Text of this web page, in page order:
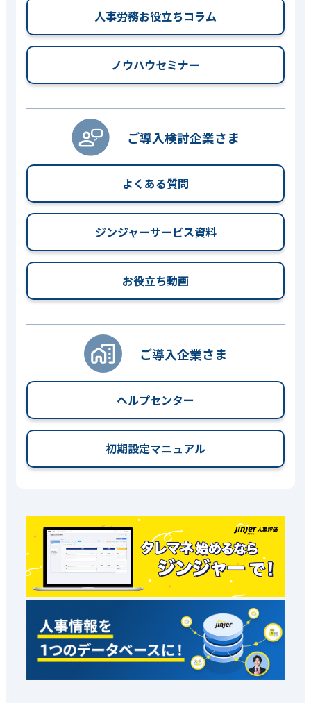
人事労務お役立ちコラム
ノウハウセミナー
ご導入検討企業さま
よくある質問
ジンジャーサービス資料
お役立ち動画
ご導入企業さま
ヘルプセンター
初期設定マニュアル